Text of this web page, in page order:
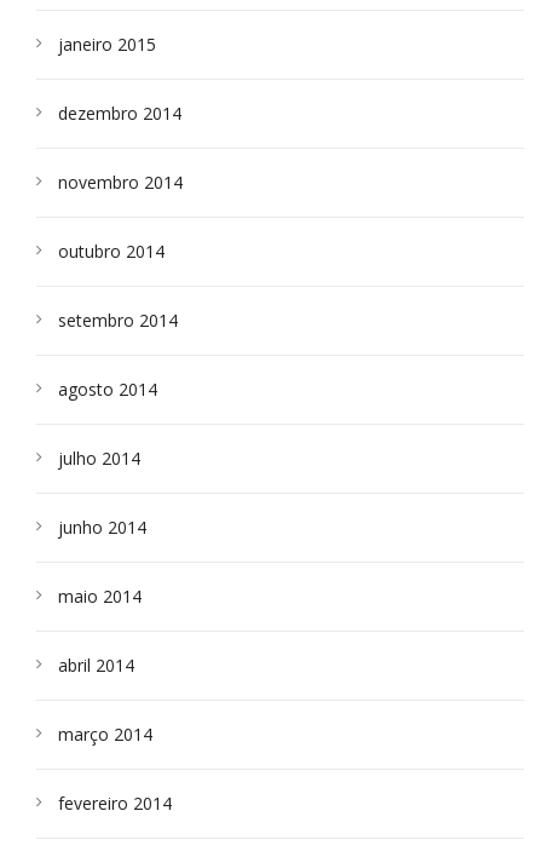
janeiro 2015
dezembro 2014
novembro 2014
outubro 2014
setembro 2014
agosto 2014
julho 2014
junho 2014
maio 2014
abril 2014
março 2014
fevereiro 2014